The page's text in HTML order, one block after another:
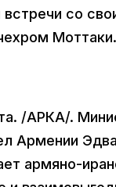
встречи со
Моттаки.
/АРКА/.
Армении
армяно-